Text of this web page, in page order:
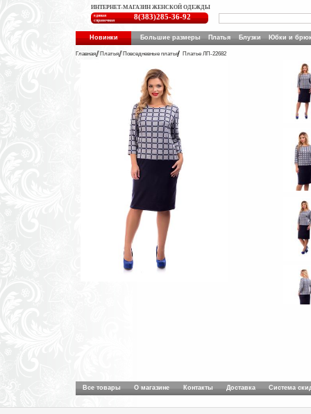
ИНТЕРНЕТ-МАГАЗИН ЖЕНСКОЙ ОДЕЖДЫ
единая
справочная
8(383)285-36-92
Новинки Большие размеры Платья Блузки Юбки и
Главная Платья Повседневные платья Платье ЛП-22682
Все товары О магазине Контакты Доставка Система